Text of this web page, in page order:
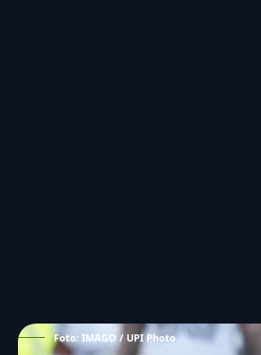
Foto: IMAGO / UPI Photo